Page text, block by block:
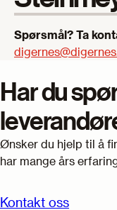
Spørsmål? Ta
Har du
Ønsker du hjelp til å
har mange års
Kontakt oss